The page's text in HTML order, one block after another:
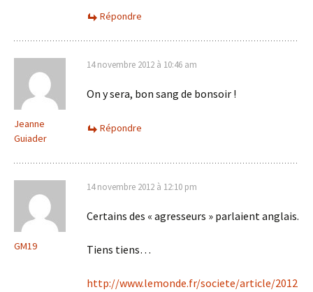
Répondre
Jeanne
Guiader
14 novembre 2012 à 10:46 am
On y sera, bon sang de bonsoir !
Répondre
GM19
14 novembre 2012 à 12:10 pm
Certains des « agresseurs » parlaient anglais.
Tiens tiens…
http://www.lemonde.fr/societe/article/2012